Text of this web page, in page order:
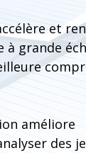
et
grande
améliore
des